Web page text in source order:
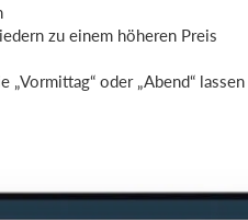
zu einem höheren Preis
oder „Abend“